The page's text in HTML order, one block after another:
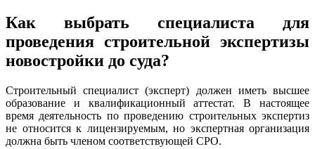
Как выбрать специалиста для
проведения строительной экспертизы
новостройки до суда?
Строительный специалист (эксперт) должен иметь высшее
образование и квалификационный аттестат. В настоящее
время деятельность по проведению строительных экспертиз
не относится к лицензируемым, но экспертная организация
должна быть членом соответствующей СРО.